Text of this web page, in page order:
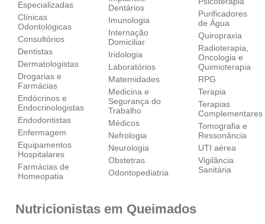
Especializadas
Clínicas
Odontológicas
Consultórios
Dentistas
Dermatologistas
Drogarias e
Farmácias
Endócrinos e
Endocrinologistas
Endodontistas
Enfermagem
Equipamentos
Hospitalares
Farmácias de
Homeopatia
Dentários
Imunologia
Internação
Domiciliar
Iridologia
Laboratórios
Maternidades
Medicina e
Segurança do
Trabalho
Médicos
Nefrologia
Neurologia
Obstetras
Odontopediatria
Purificadores
de Água
Quiropraxia
Radioterapia,
Oncologia e
Quimioterapia
RPG
Terapia
Terapias
Complementares
Tomografia e
Ressonância
UTI aérea
Vigilância
Sanitária
Nutricionistas em Queimados